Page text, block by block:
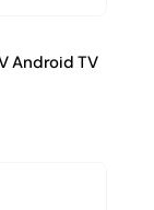
Android TV